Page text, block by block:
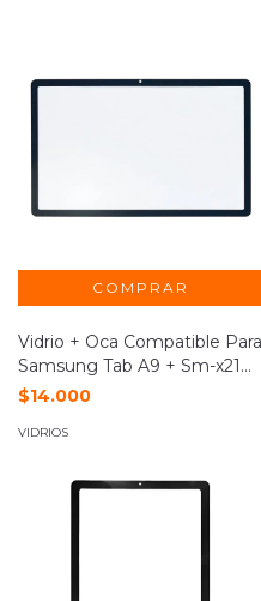
Vidrio + Oca Compatible Para
Samsung Tab A9 + Sm-x210
X215
$14.000
VIDRIOS